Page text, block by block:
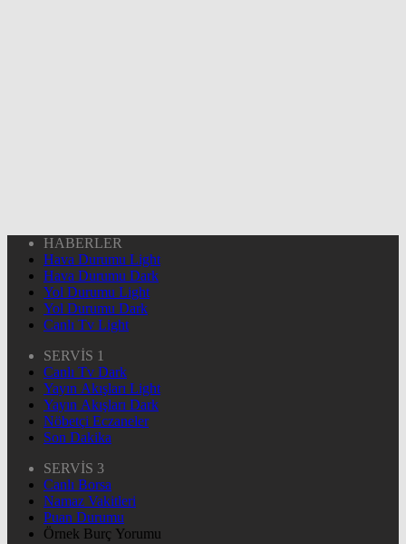
HABERLER
Hava Durumu Light
Hava Durumu Dark
Yol Durumu Light
Yol Durumu Dark
Canlı Tv Light
SERVİS 1
Canlı Tv Dark
Yayın Akışları Light
Yayın Akışları Dark
Nöbetçi Eczaneler
Son Dakika
SERVİS 3
Canlı Borsa
Namaz Vakitleri
Puan Durumu
Örnek Burç Yorumu